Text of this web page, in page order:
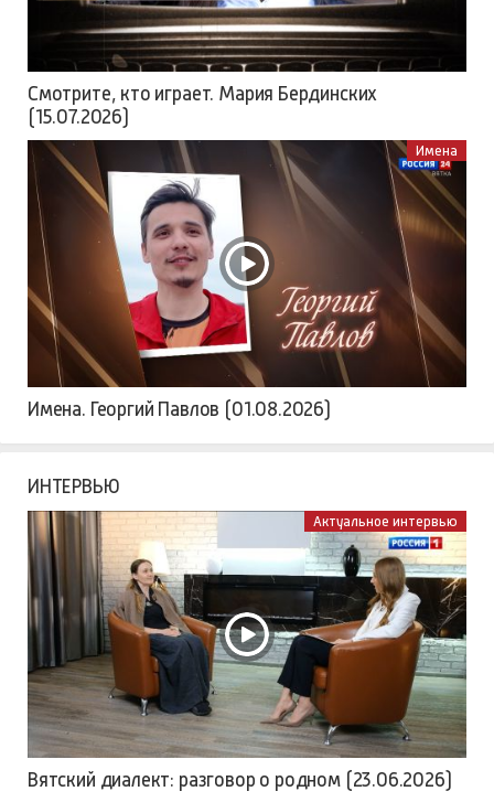
Смотрите, кто играет. Мария Бердинских
(15.07.2026)
Имена
Имена. Георгий Павлов (01.08.2026)
ИНТЕРВЬЮ
Актуальное интервью
Вятский диалект: разговор о родном (23.06.2026)